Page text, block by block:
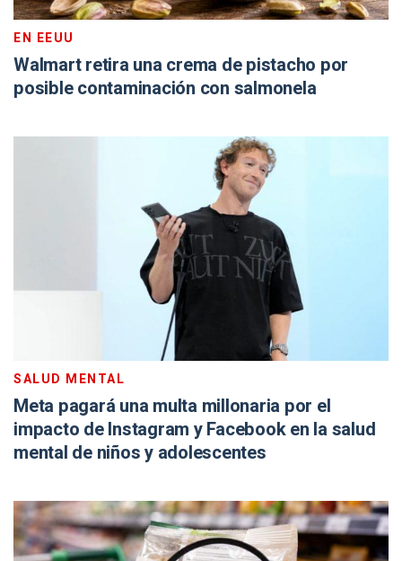
EN EEUU
Walmart retira una crema de pistacho por
posible contaminación con salmonela
SALUD MENTAL
Meta pagará una multa millonaria por el
impacto de Instagram y Facebook en la salud
mental de niños y adolescentes